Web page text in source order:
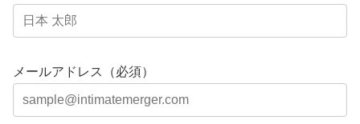
メールアドレス（必須）